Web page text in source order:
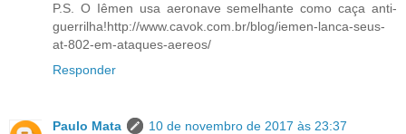
P.S. O Iêmen usa aeronave semelhante como caça anti-
guerrilha!http://www.cavok.com.br/blog/iemen-lanca-seus-
at-802-em-ataques-aereos/
Responder
Paulo Mata
10 de novembro de 2017 às 23:37